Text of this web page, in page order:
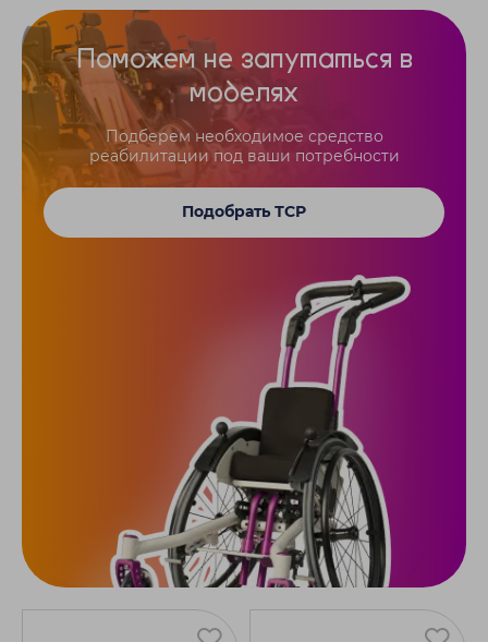
Поможем не запутаться в
моделях
Подберем необходимое средство
реабилитации под ваши потребности
Подобрать ТСР